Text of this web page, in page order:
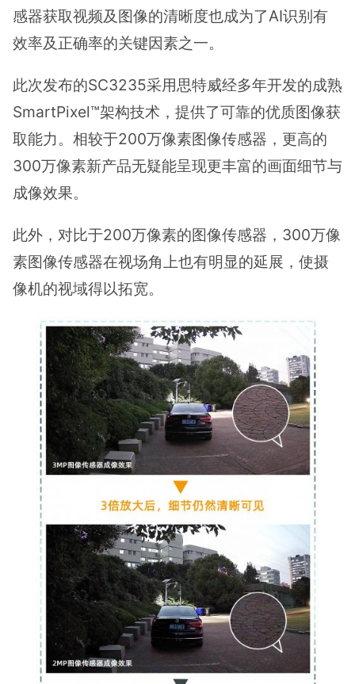
感器获取视频及图像的清晰度也成为了AI识别有
效率及正确率的关键因素之一。
此次发布的SC3235采用思特威经多年开发的成熟
SmartPixel™架构技术，提供了可靠的优质图像获
取能力。相较于200万像素图像传感器，更高的
300万像素新产品无疑能呈现更丰富的画面细节与
成像效果。
此外，对比于200万像素的图像传感器，300万像
素图像传感器在视场角上也有明显的延展，使摄
像机的视域得以拓宽。